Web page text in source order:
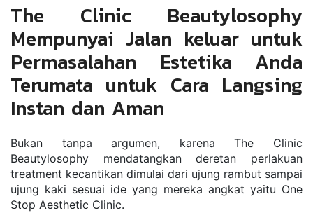
The Clinic Beautylosophy
Mempunyai Jalan keluar untuk
Permasalahan Estetika Anda
Terumata untuk Cara Langsing
Instan dan Aman
Bukan tanpa argumen, karena The Clinic
Beautylosophy mendatangkan deretan perlakuan
treatment kecantikan dimulai dari ujung rambut sampai
ujung kaki sesuai ide yang mereka angkat yaitu One
Stop Aesthetic Clinic.